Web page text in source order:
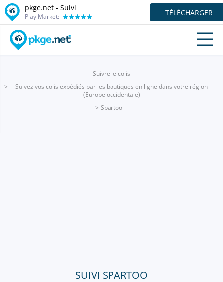
pkge.net - Suivi
Play Market: TÉLÉCHARGER
Suivre le colis
Suivez vos colis expédiés par les boutiques en ligne dans votre région
(Europe occidentale)
Spartoo
SUIVI SPARTOO